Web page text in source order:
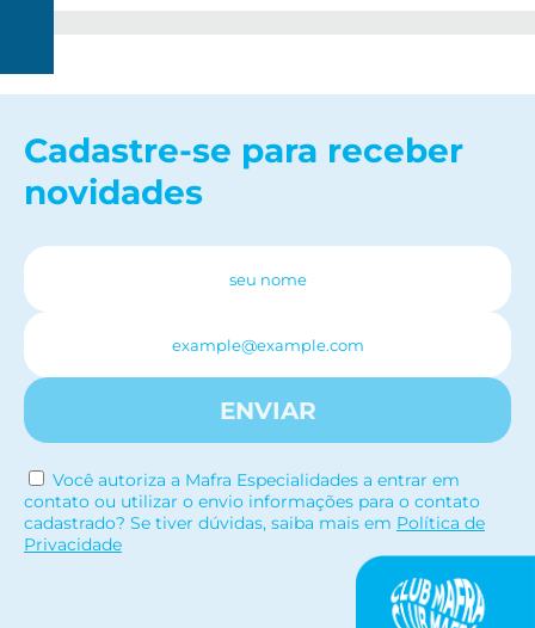
Cadastre-se para receber
novidades
ENVIAR
Você autoriza a Mafra Especialidades a entrar em
contato ou utilizar o envio informações para o contato
cadastrado? Se tiver dúvidas, saiba mais em Política de
Privacidade